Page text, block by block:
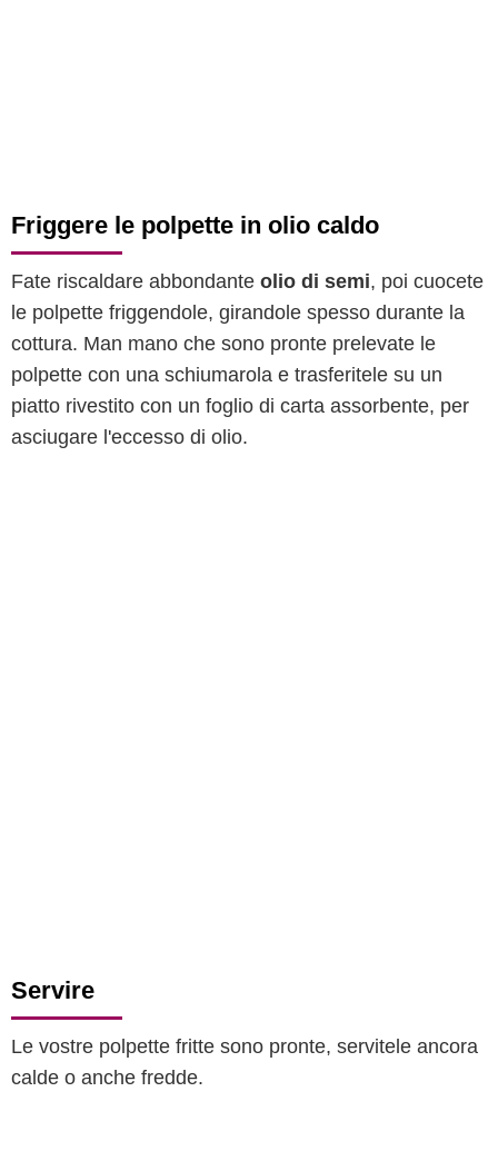
Friggere le polpette in olio caldo
Fate riscaldare abbondante olio di semi, poi cuocete
le polpette friggendole, girandole spesso durante la
cottura. Man mano che sono pronte prelevate le
polpette con una schiumarola e trasferitele su un
piatto rivestito con un foglio di carta assorbente, per
asciugare l'eccesso di olio.
Servire
Le vostre polpette fritte sono pronte, servitele ancora
calde o anche fredde.